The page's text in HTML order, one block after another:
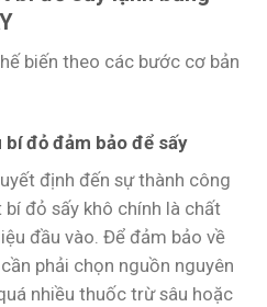
biến theo các bước cơ bản
bí đỏ đảm bảo để sấy
định đến sự thành công
đỏ sấy khô chính là chất
đầu vào. Để đảm bảo về
phải chọn nguồn nguyên
nhiều thuốc trừ sâu hoặc